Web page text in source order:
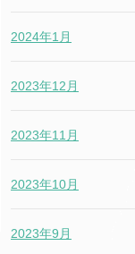
2024年1月
2023年12月
2023年11月
2023年10月
2023年9月